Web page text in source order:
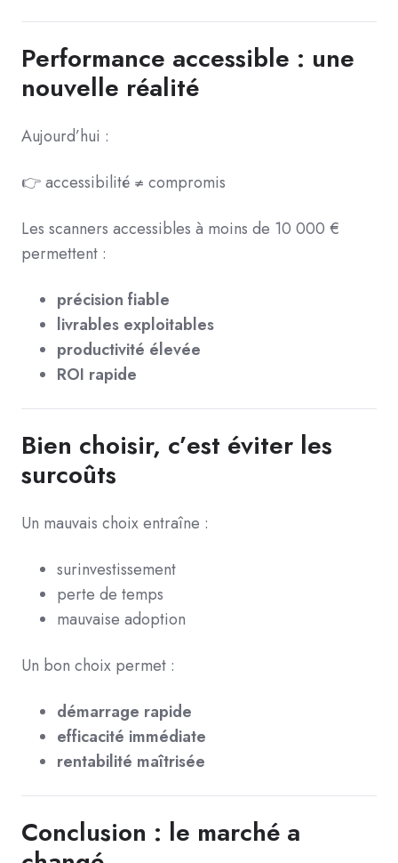
Performance accessible : une
nouvelle réalité
Aujourd’hui :
👉 accessibilité ≠ compromis
Les scanners accessibles à moins de 10 000 €
permettent :
précision fiable
livrables exploitables
productivité élevée
ROI rapide
Bien choisir, c’est éviter les
surcoûts
Un mauvais choix entraîne :
surinvestissement
perte de temps
mauvaise adoption
Un bon choix permet :
démarrage rapide
efficacité immédiate
rentabilité maîtrisée
Conclusion : le marché a